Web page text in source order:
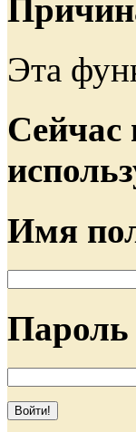
Эта
Сейчас
Имя
Пароль